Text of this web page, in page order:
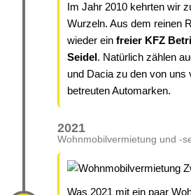
Im Jahr 2010 kehrten wir
Wurzeln. Aus dem reinen
wieder einfreier KFZ
Seidel. Natürlich zählen
und Dacia zu den von uns
betreuten Automarken.
2021
Wohnmobilvermietung und -
Was 2021 mit ein paar